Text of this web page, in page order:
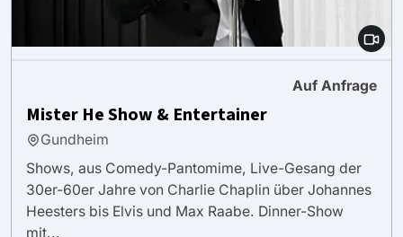
Auf Anfrage
Mister He Show & Entertainer
Gundheim
Shows, aus Comedy-Pantomime, Live-Gesang der
30er-60er Jahre von Charlie Chaplin über Johannes
Heesters bis Elvis und Max Raabe. Dinner-Show
mit...